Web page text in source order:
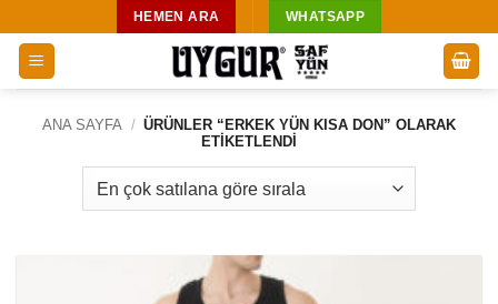
atla
HEMEN ARA WHATSAPP
ANA SAYFA / ÜRÜNLER “ERKEK YÜN KISA DON” OLARAK
ETIKETLENDI